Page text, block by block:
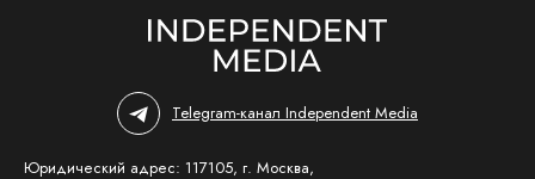
Telegram-канал Independent Media
Юридический адрес: 117105, г. Москва,